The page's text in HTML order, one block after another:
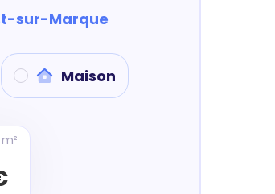
sur-Marque
Maison